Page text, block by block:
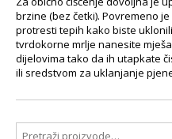
brzine (bez četki). Povremeno
protresti tepih kako biste
tvrdokorne mrlje nanesite
dijelovima tako da ih utapkate
ili sredstvom za uklanjanje